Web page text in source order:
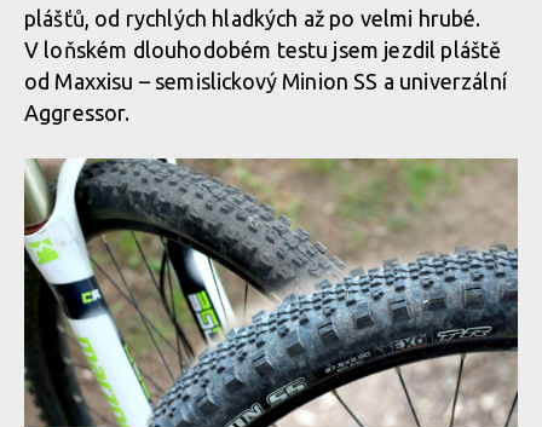
plášťů, od rychlých hladkých až po velmi hrubé.
V loňském dlouhodobém testu jsem jezdil pláště
od Maxxisu – semislickový Minion SS a univerzální
Aggressor.